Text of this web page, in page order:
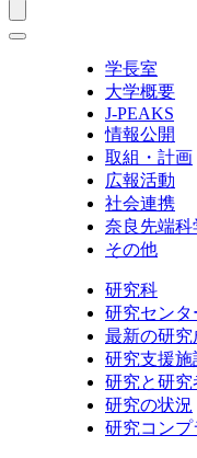
学長室
大学概要
J-PEAKS
情報公開
取組・計画
広報活動
社会連携
奈良先端
その他
研究科
研究センタ
最新の研究
研究支援施
研究と研究
研究の状況
研究コン